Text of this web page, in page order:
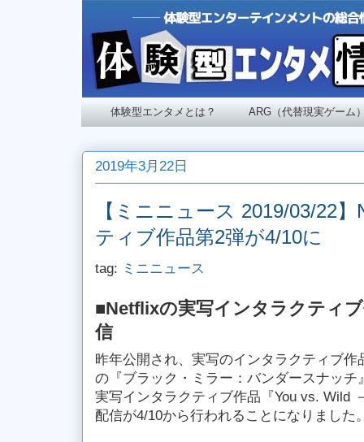
体験型エンタメとは？ ARG（代替現実ゲーム
2019年3月22日
【ミニニュース 2019/03/22
ティブ作品第2弾が4/10に
tag: ミニニュース
■Netflixの実写インタラクティ
信
昨年公開され、実写のインタラクティブ
の『ブラック・ミラー：バンダースナッチ
実写インタラクティブ作品『You vs. Wild
配信が4/10から行われることになりました